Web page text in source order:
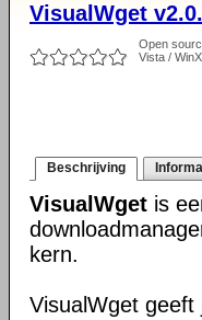
VisualWget
Open
Vista /
Beschrijving
VisualWget is
kern.
VisualWget geeft